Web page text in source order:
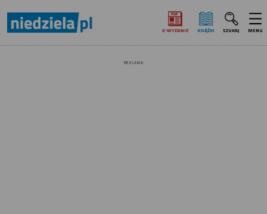
E‑WYDANIE KSIĄŻKI SZUKAJ MENU
REKLAMA